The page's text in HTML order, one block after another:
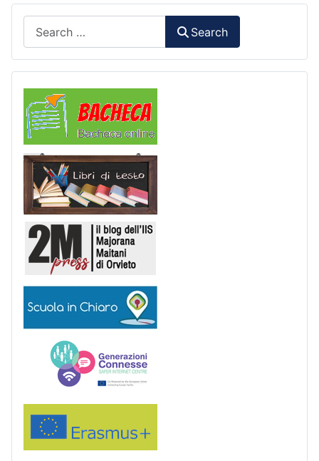
Search
Libri di Testo
Scuola in chiaro
Erasmus+